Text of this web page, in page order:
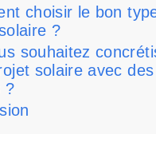
choisir le bon
?
souhaitez
solaire avec des
?